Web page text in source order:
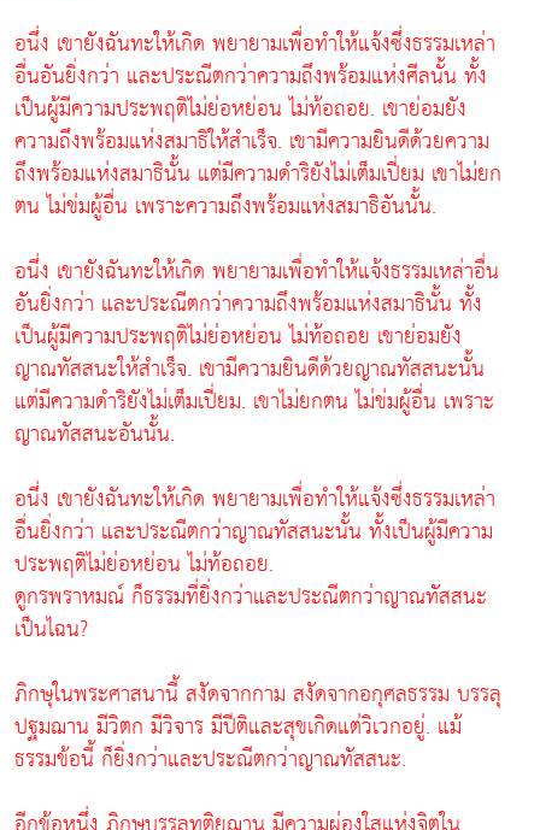
อนึ่ง เขายังฉันทะให้เกิด พยายามเพื่อทำให้แจ้งซึ่งธรรมเหล่า
อื่นอันยิ่งกว่า และประณีตกว่าความถึงพร้อมแห่งศีลนั้น ทั้ง
เป็นผู้มีความประพฤติไม่ย่อหย่อน ไม่ท้อถอย. เขาย่อมยัง
ความถึงพร้อมแห่งสมาธิให้สำเร็จ. เขามีความยินดีด้วยความ
ถึงพร้อมแห่งสมาธินั้น แต่มีความดำริยังไม่เต็มเปี่ยม เขาไม่ยก
ตน ไม่ข่มผู้อื่น เพราะความถึงพร้อมแห่งสมาธิอันนั้น.
อนึ่ง เขายังฉันทะให้เกิด พยายามเพื่อทำให้แจ้งธรรมเหล่าอื่น
อันยิ่งกว่า และประณีตกว่าความถึงพร้อมแห่งสมาธินั้น ทั้ง
เป็นผู้มีความประพฤติไม่ย่อหย่อน ไม่ท้อถอย เขาย่อมยัง
ญาณทัสสนะให้สำเร็จ. เขามีความยินดีด้วยญาณทัสสนะนั้น
แต่มีความดำริยังไม่เต็มเปี่ยม. เขาไม่ยกตน ไม่ข่มผู้อื่น เพราะ
ญาณทัสสนะอันนั้น.
อนึ่ง เขายังฉันทะให้เกิด พยายามเพื่อทำให้แจ้งซึ่งธรรมเหล่า
อื่นยิ่งกว่า และประณีตกว่าญาณทัสสนะนั้น ทั้งเป็นผู้มีความ
ประพฤติไม่ย่อหย่อน ไม่ท้อถอย.
ดูกรพราหมณ์ ก็ธรรมที่ยิ่งกว่าและประณีตกว่าญาณทัสสนะ
เป็นไฉน?
ภิกษุในพระศาสนานี้ สงัดจากกาม สงัดจากอกุศลธรรม บรรลุ
ปฐมฌาน มีวิตก มีวิจาร มีปีติและสุขเกิดแต่วิเวกอยู่. แม้
ธรรมข้อนี้ ก็ยิ่งกว่าและประณีตกว่าญาณทัสสนะ.